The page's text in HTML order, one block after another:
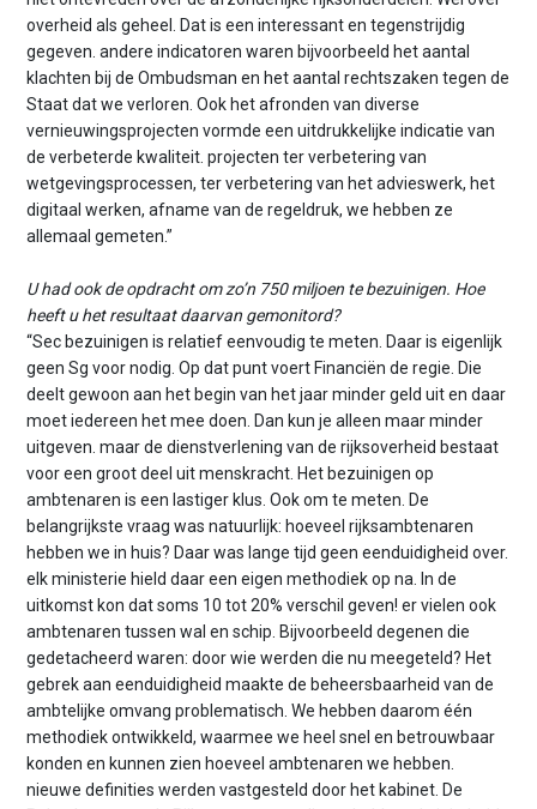
overheid als geheel. Dat is een interessant en tegenstrijdig
gegeven. andere indicatoren waren bijvoorbeeld het aantal
klachten bij de Ombudsman en het aantal rechtszaken tegen de
Staat dat we verloren. Ook het afronden van diverse
vernieuwingsprojecten vormde een uitdrukkelijke indicatie van
de verbeterde kwaliteit. projecten ter verbetering van
wetgevingsprocessen, ter verbetering van het advieswerk, het
digitaal werken, afname van de regeldruk, we hebben ze
allemaal gemeten.”
U had ook de opdracht om zo’n 750 miljoen te bezuinigen. Hoe
heeft u het resultaat daarvan gemonitord?
“Sec bezuinigen is relatief eenvoudig te meten. Daar is eigenlijk
geen Sg voor nodig. Op dat punt voert Financiën de regie. Die
deelt gewoon aan het begin van het jaar minder geld uit en daar
moet iedereen het mee doen. Dan kun je alleen maar minder
uitgeven. maar de dienstverlening van de rijksoverheid bestaat
voor een groot deel uit menskracht. Het bezuinigen op
ambtenaren is een lastiger klus. Ook om te meten. De
belangrijkste vraag was natuurlijk: hoeveel rijksambtenaren
hebben we in huis? Daar was lange tijd geen eenduidigheid over.
elk ministerie hield daar een eigen methodiek op na. In de
uitkomst kon dat soms 10 tot 20% verschil geven! er vielen ook
ambtenaren tussen wal en schip. Bijvoorbeeld degenen die
gedetacheerd waren: door wie werden die nu meegeteld? Het
gebrek aan eenduidigheid maakte de beheersbaarheid van de
ambtelijke omvang problematisch. We hebben daarom één
methodiek ontwikkeld, waarmee we heel snel en betrouwbaar
konden en kunnen zien hoeveel ambtenaren we hebben.
nieuwe definities werden vastgesteld door het kabinet. De